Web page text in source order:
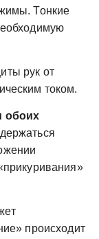
Тонкие
рук от
током.
обоих
происходит